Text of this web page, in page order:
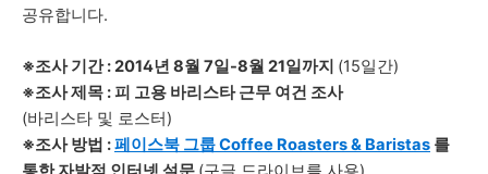
공유합니다.
※조사 기간 : 2014년 8월 7일-8월 21일까지 (15일간)
※조사 제목 : 피 고용 바리스타 근무 여건 조사
(바리스타 및 로스터)
※조사 방법 :페이스북 그룹Coffee Roasters & Baristas 를